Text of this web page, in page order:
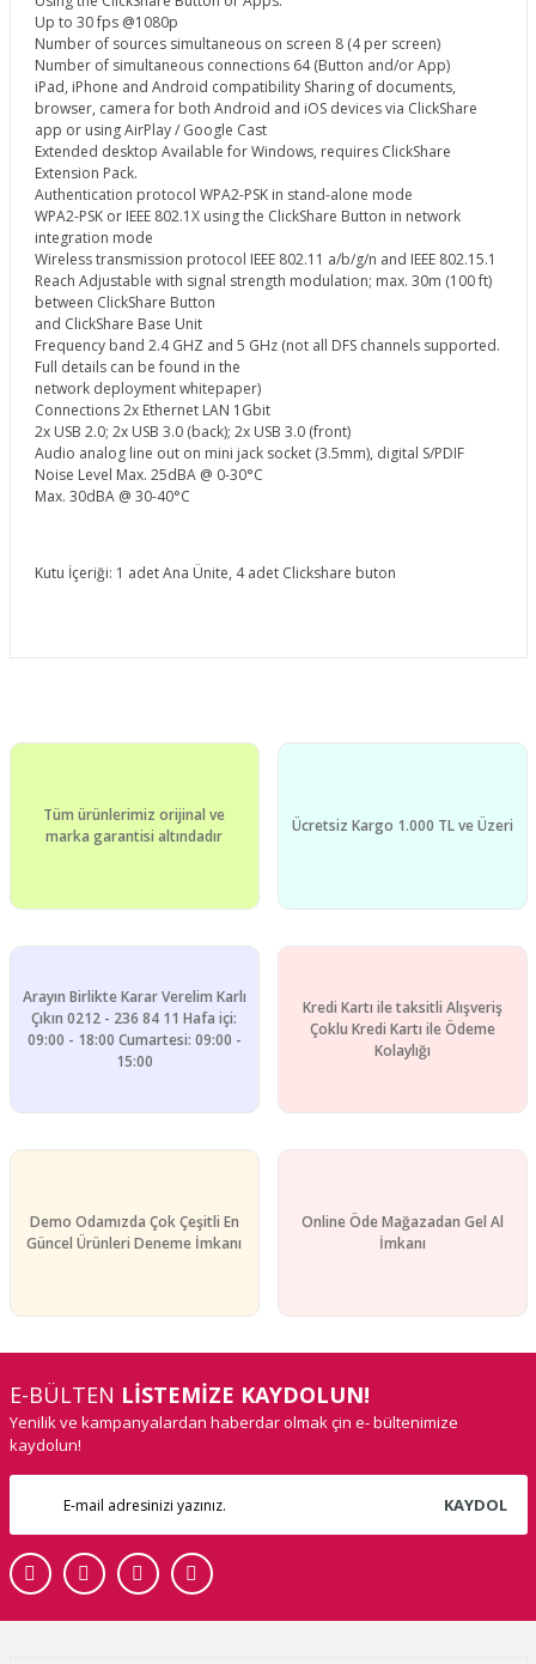
Up to 30 fps @1080p
Number of sources simultaneous on screen 8 (4 per screen)
Number of simultaneous connections 64 (Button and/or App)
iPad, iPhone and Android compatibility Sharing of documents,
browser, camera for both Android and iOS devices via ClickShare
app or using AirPlay / Google Cast
Extended desktop Available for Windows, requires ClickShare
Extension Pack.
Authentication protocol WPA2-PSK in stand-alone mode
WPA2-PSK or IEEE 802.1X using the ClickShare Button in network
integration mode
Wireless transmission protocol IEEE 802.11 a/b/g/n and IEEE 802.15.1
Reach Adjustable with signal strength modulation; max. 30m (100 ft)
between ClickShare Button
and ClickShare Base Unit
Frequency band 2.4 GHZ and 5 GHz (not all DFS channels supported.
Full details can be found in the
network deployment whitepaper)
Connections 2x Ethernet LAN 1Gbit
2x USB 2.0; 2x USB 3.0 (back); 2x USB 3.0 (front)
Audio analog line out on mini jack socket (3.5mm), digital S/PDIF
Noise Level Max. 25dBA @ 0-30°C
Max. 30dBA @ 30-40°C
Kutu İçeriği: 1 adet Ana Ünite, 4 adet Clickshare buton
Görüş ve önerileriniz için teşekkür ederiz.
Ürün resmi kalitesiz, bozuk veya görüntülenemiyor.
Tüm ürünlerimiz orijinal ve
marka garantisi altındadır
Ücretsiz Kargo 1.000 TL ve Üzeri
Arayın Birlikte Karar Verelim Karlı
Çıkın 0212 - 236 84 11 Hafa içi:
09:00 - 18:00 Cumartesi: 09:00 -
15:00
Kredi Kartı ile taksitli Alışveriş
Çoklu Kredi Kartı ile Ödeme
Kolaylığı
Demo Odamızda Çok Çeşitli En
Güncel Ürünleri Deneme İmkanı
Online Öde Mağazadan Gel Al
İmkanı
E-BÜLTEN LİSTEMİZE KAYDOLUN!
Yenilik ve kampanyalardan haberdar olmak çin e- bültenimize
kaydolun!
KAYDOL